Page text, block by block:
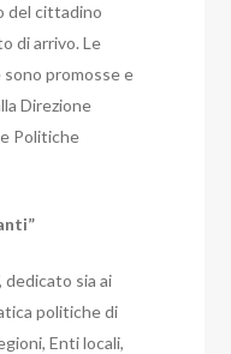
del cittadino
di arrivo. Le
promosse e
Direzione
Politiche
dedicato sia ai
politiche di
Enti locali,